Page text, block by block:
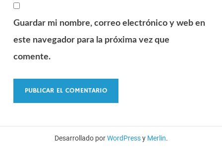
Guardar mi nombre, correo electrónico y web en
este navegador para la próxima vez que
comente.
Desarrollado porWordPressy Merlin.